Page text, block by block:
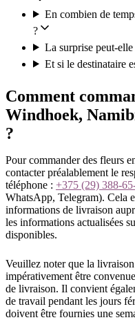
En combien de
?
La surprise peut-
Et si le destinataire
Comment
Windhoek,
?
Pour commander des fleurs
contacter préalablement le
téléphone : +375 (29) 388-
WhatsApp, Telegram). Cela
informations de livraison
les informations actualisées
disponibles.
Veuillez noter que la
impérativement être
de livraison. Il convient
de travail pendant les jours
doivent être fournies une